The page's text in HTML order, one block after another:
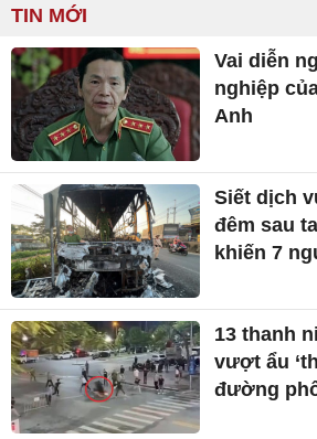
TIN MỚI
Vai diễn
nghiệp
Anh
Siết dịch
đêm sau
khiến 7
13 thanh
vượt ẩu
đường